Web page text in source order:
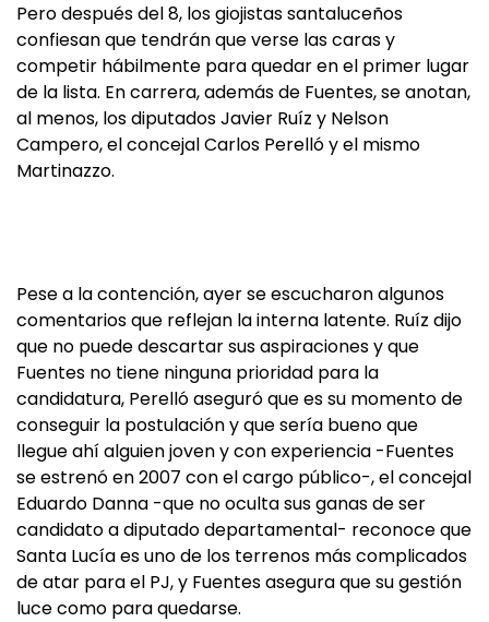
Pero después del 8, los giojistas santaluceños
confiesan que tendrán que verse las caras y
competir hábilmente para quedar en el primer lugar
de la lista. En carrera, además de Fuentes, se anotan,
al menos, los diputados Javier Ruíz y Nelson
Campero, el concejal Carlos Perelló y el mismo
Martinazzo.
Pese a la contención, ayer se escucharon algunos
comentarios que reflejan la interna latente. Ruíz dijo
que no puede descartar sus aspiraciones y que
Fuentes no tiene ninguna prioridad para la
candidatura, Perelló aseguró que es su momento de
conseguir la postulación y que sería bueno que
llegue ahí alguien joven y con experiencia -Fuentes
se estrenó en 2007 con el cargo público-, el concejal
Eduardo Danna -que no oculta sus ganas de ser
candidato a diputado departamental- reconoce que
Santa Lucía es uno de los terrenos más complicados
de atar para el PJ, y Fuentes asegura que su gestión
luce como para quedarse.